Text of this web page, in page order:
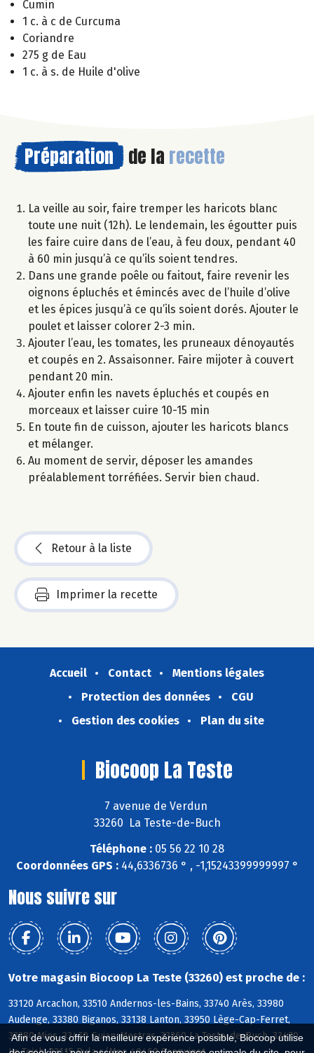
Afin de vous offrir la meilleure expérience possible, Biocoop utilise
Cumin
1 c. à c de Curcuma
Coriandre
275 g de Eau
1 c. à s. de Huile d'olive
Préparation de la recette
La veille au soir, faire tremper les haricots blanc
toute une nuit (12h). Le lendemain, les égoutter puis
les faire cuire dans de l’eau, à feu doux, pendant 40
à 60 min jusqu’à ce qu’ils soient tendres.
Dans une grande poêle ou faitout, faire revenir les
oignons épluchés et émincés avec de l’huile d’olive
et les épices jusqu’à ce qu’ils soient dorés. Ajouter le
poulet et laisser colorer 2-3 min.
Ajouter l’eau, les tomates, les pruneaux dénoyautés
et coupés en 2. Assaisonner. Faire mijoter à couvert
pendant 20 min.
Ajouter enfin les navets épluchés et coupés en
morceaux et laisser cuire 10-15 min
En toute fin de cuisson, ajouter les haricots blancs
et mélanger.
Au moment de servir, déposer les amandes
préalablement torréfiées. Servir bien chaud.
Retour à la liste
Imprimer la recette
Accueil Contact
Mentions légales
Protection des données
CGU
Gestion des cookies
Plan du site
Biocoop La Teste
7 avenue de Verdun
33260 La Teste-de-Buch
Téléphone : 05 56 22 10 28
Coordonnées GPS :44,6336736 ° , -1,15243399999997 °
Nous suivre sur
Votre magasin Biocoop La Teste (33260) est proche de :
33120 Arcachon, 33510 Andernos-les-Bains, 33740 Arès, 33980
Audenge, 33380 Biganos, 33138 Lanton, 33950 Lège-Cap-Ferret,
33380 Mios, 33470 Gujan-Mestras, 33260 La Teste-de-Buch, 33470